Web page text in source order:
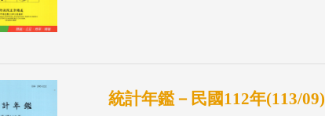
統計年鑑－民國112年(113/09)